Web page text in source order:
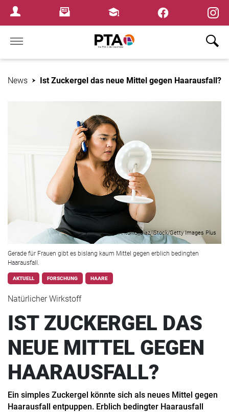
Login MenuNewsletterFortbildungen
Home
News Ist Zuckergel das neue Mittel gegen Haarausfall?
© Antonio_Diaz/iStock/Getty Images Plus
Gerade für Frauen gibt es bislang kaum Mittel gegen erblich bedingten
Haarausfall.
AKTUELL FORSCHUNG HAARE
Natürlicher Wirkstoff
IST ZUCKERGEL DAS
NEUE MITTEL GEGEN
HAARAUSFALL?
Ein simples Zuckergel könnte sich als neues Mittel gegen
Haarausfall entpuppen. Erblich bedingter Haarausfall
×